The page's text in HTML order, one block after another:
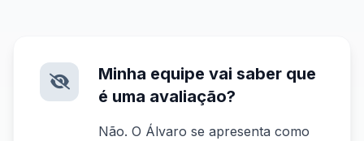
Minha equipe vai saber que
é uma avaliação?
Não. O Álvaro se apresenta como